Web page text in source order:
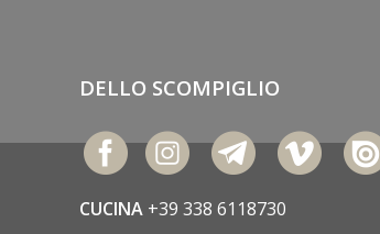
DELLO SCOMPIGLIO
CUCINA +39 338 6118730